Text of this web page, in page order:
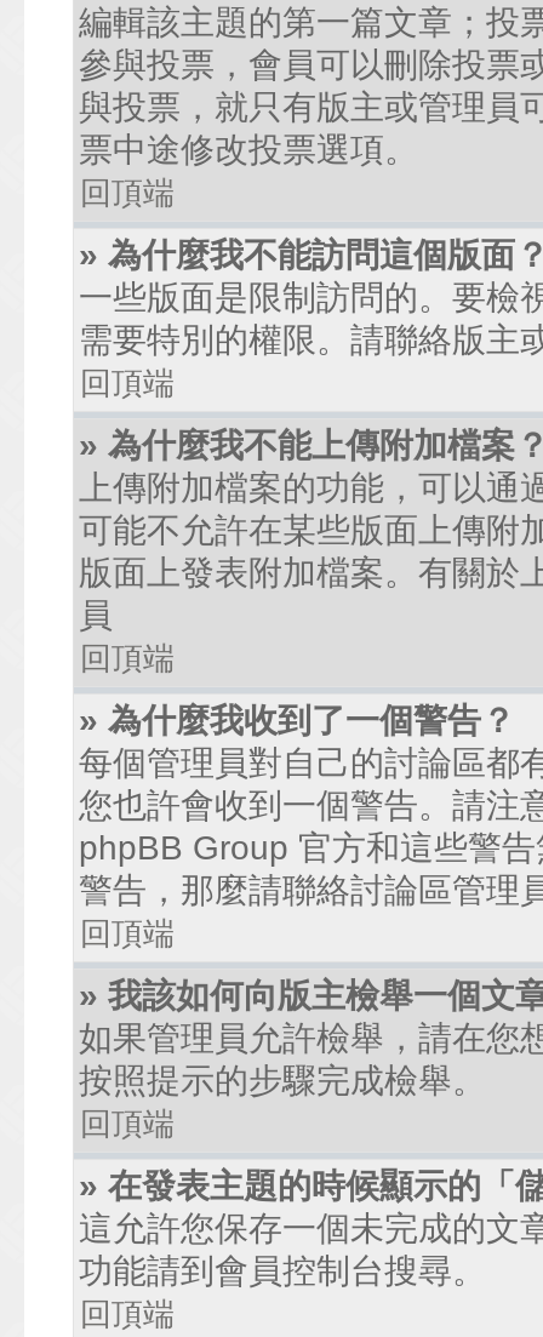
編輯該主題的第一篇文章；投
參與投票，會員可以刪除投票
與投票，就只有版主或管理員
票中途修改投票選項。
回頂端
» 為什麼我不能訪問這個版面
一些版面是限制訪問的。要檢
需要特別的權限。請聯絡版主
回頂端
» 為什麼我不能上傳附加檔案
上傳附加檔案的功能，可以
可能不允許在某些版面上傳附
版面上發表附加檔案。有關於
員
回頂端
» 為什麼我收到了一個警告？
每個管理員對自己的討論區都
您也許會收到一個警告。請注
phpBB Group 官方和這些警
警告，那麼請聯絡討論區管理
回頂端
» 我該如何向版主檢舉一個文
如果管理員允許檢舉，請在您
按照提示的步驟完成檢舉。
回頂端
» 在發表主題的時候顯示的「
這允許您保存一個未完成的文
功能請到會員控制台搜尋。
回頂端